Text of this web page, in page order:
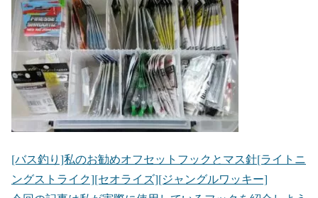
[バス釣り]私のお勧めオフセットフックとマス針[ライトニ
ングストライク][セオライズ][ジャングルワッキー]